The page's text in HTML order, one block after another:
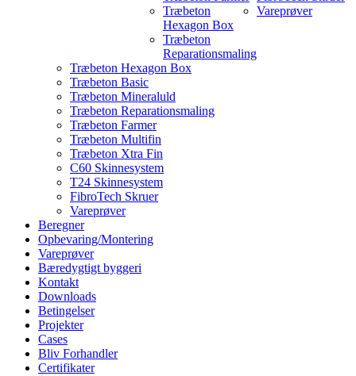
Træbeton
Hexagon Box
Træbeton
Reparationsmaling
Vareprøver
Træbeton Hexagon Box
Træbeton Basic
Træbeton Mineraluld
Træbeton Reparationsmaling
Træbeton Farmer
Træbeton Multifin
Træbeton Xtra Fin
C60 Skinnesystem
T24 Skinnesystem
FibroTech Skruer
Vareprøver
Beregner
Opbevaring/Montering
Vareprøver
Bæredygtigt byggeri
Kontakt
Downloads
Betingelser
Projekter
Cases
Bliv Forhandler
Certifikater